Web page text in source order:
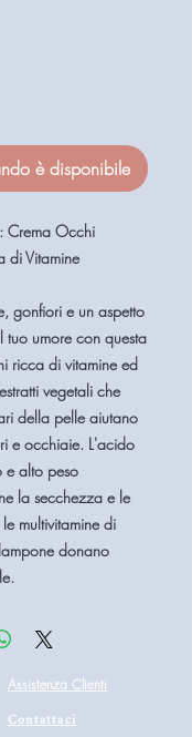
è disponibile
Crema Occhi
di Vitamine
gonfiori e un aspetto
umore con questa
ricca di vitamine ed
vegetali che
della pelle aiutano
e occhiaie. L'acido
e alto peso
la secchezza e le
multivitamine di
donano
Assistenza Clienti
Contattaci